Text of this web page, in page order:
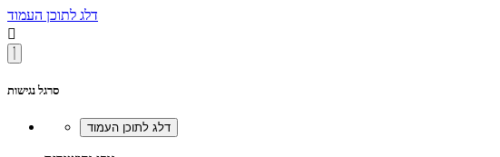
דלג לתוכן העמוד

סרגל נגישות